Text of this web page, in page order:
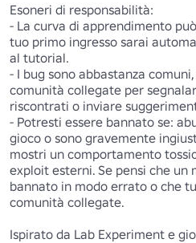
Esoneri di responsabilità:
- La curva di apprendimento
tuo primo ingresso sarai
al tutorial.
- I bug sono abbastanza
comunità collegate per
riscontrati o inviare
- Potresti essere bannato se:
gioco o sono gravemente
mostri un comportamento
exploit esterni. Se pensi che un
bannato in modo errato o che
comunità collegate.
Ispirato da Lab Experiment e